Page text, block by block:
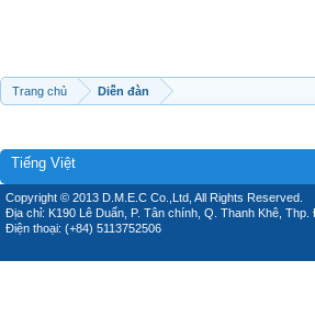
Trang chủ Diễn đàn
Tiếng Việt
Copyright © 2013 D.M.E.C Co.,Ltd, All Rights Reserved.
Địa chỉ: K190 Lê Duẩn, P. Tân chính, Q. Thanh Khê, Thp.
Điện thoại: (+84) 5113752506